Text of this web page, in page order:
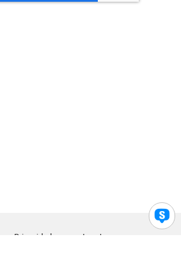
Privacidad Legal